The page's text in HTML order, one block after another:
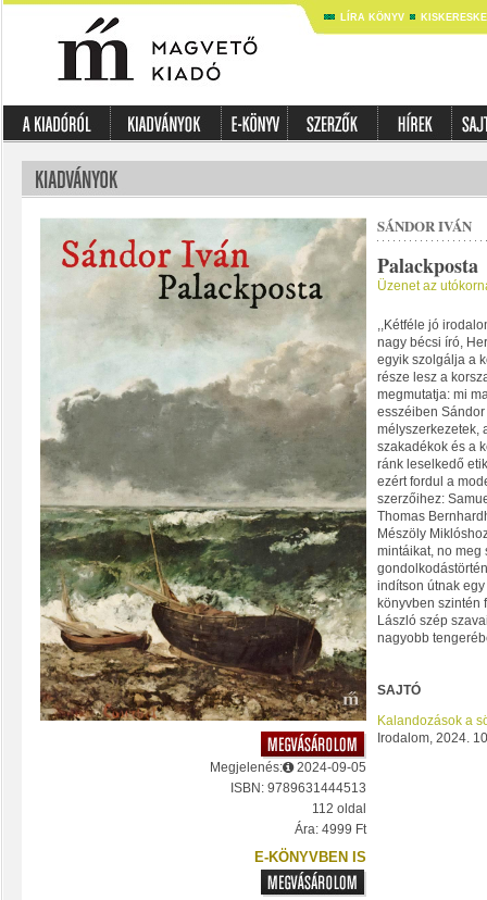
LÍRA KÖNYV
Megjelenés:
2024-09-05
ISBN: 9789631444513
112 oldal
Ára: 4999 Ft
E-KÖNYVBEN IS
SÁNDOR IVÁN
Palackposta
Üzenet az
,,Kétféle jó
nagy bécsi író,
egyik szolgálja a
része lesz a
megmutatja: mi
esszéiben
mélyszerkezetek,
szakadékok és a
ránk leselkedő
ezért fordul a
szerzőihez:
Thomas
Mészöly
mintáikat, no meg
indítson útnak
könyvben szintén
László szép
nagyobb
SAJTÓ
Kalandozások a
Irodalom, 2024.